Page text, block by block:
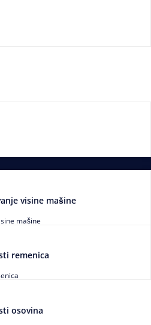
visine mašine
mašine
remenica
osovina